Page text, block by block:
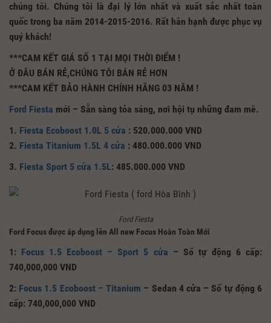
chúng tôi. Chúng tôi là đại lý lớn nhất và xuất sắc nhất toàn
quốc trong ba năm 2014-2015-2016. Rất hân hạnh được phục vụ
quý khách!
***CAM KẾT GIÁ SỐ 1 TẠI MỌI THỜI ĐIỂM !
Ở ĐÂU BÁN RẺ,CHÚNG TÔI BÁN RẺ HƠN
***CAM KẾT BẢO HÀNH CHÍNH HÃNG 03 NĂM !
Ford Fiesta mới – Sẵn sàng tỏa sáng, nơi hội tụ những đam mê.
1. Fiesta Ecoboost 1.0L 5 cửa : 520.000.000 VND
2. Fiesta Titanium 1.5L 4 cửa : 480.000.000 VND
3. Fiesta Sport 5 cửa 1.5L: 485.000.000 VND
Ford Fiesta
Ford Focus được áp dụng lên All new Focus Hoàn Toàn Mới
1: Focus 1.5 Ecoboost – Sport 5 cửa – Số tự động 6 cấp:
740,000,000 VND
2: Focus 1.5 Ecoboost – Titanium – Sedan 4 cửa – Số tự động 6
cấp: 740,000,000 VND